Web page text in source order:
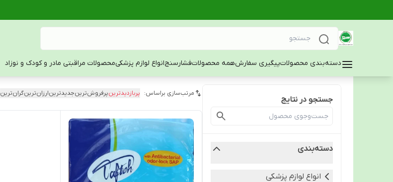
دسته‌بندی محصولاتپیگیری سفارشهمه محصولاتفشارسنجانواع لوازم پزشکیمحصولات مراقبتی مادر و کودک و نوزاد
جستجو در نتایج
دسته‌بندی
انواع لوازم پزشکی
مرتب‌سازی براساس: پربازدیدترینپرفروش‌ترینجدیدترینارزان‌ترینگران‌ترین